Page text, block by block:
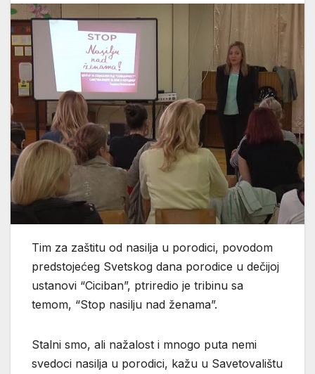
Tim za zaštitu od nasilja u porodici, povodom
predstojećeg Svetskog dana porodice u dečijoj
ustanovi “Ciciban”, ptriredio je tribinu sa
temom, “Stop nasilju nad ženama”.
Stalni smo, ali nažalost i mnogo puta nemi
svedoci nasilja u porodici, kažu u Savetovalištu